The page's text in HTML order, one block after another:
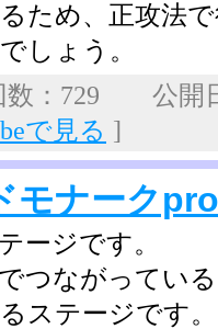
ため、正攻法
しょう。
数：729 公開
で見る ]
モナーク
ージです。
つながってい
ステージです。